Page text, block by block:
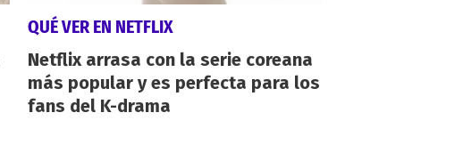
QUÉ VER EN NETFLIX
Netflix arrasa con la serie coreana
más popular y es perfecta para los
fans del K-drama